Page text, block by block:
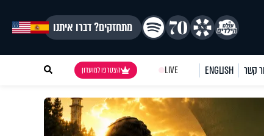
מתחזקים? דברו איתנו
קשר ENGLISH
LIVE הצטרפו למועדון